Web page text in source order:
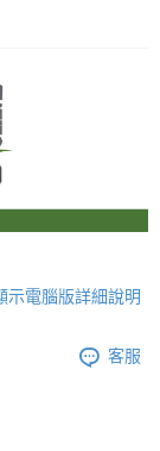
示電腦版詳細說明
客服